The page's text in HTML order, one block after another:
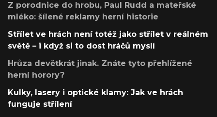
Z porodnice do hrobu, Paul Rudd a mateřské
mléko: šílené reklamy herní historie
Střílet ve hrách není totéž jako střílet v reálném
světě – i když si to dost hráčů myslí
Hrůza devětkrát jinak. Znáte tyto přehlížené
herní horory?
Kulky, lasery i optické klamy: Jak ve hrách
funguje střílení